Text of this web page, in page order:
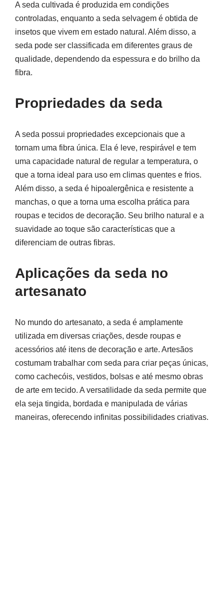
A seda cultivada é produzida em condições
controladas, enquanto a seda selvagem é obtida de
insetos que vivem em estado natural. Além disso, a
seda pode ser classificada em diferentes graus de
qualidade, dependendo da espessura e do brilho da
fibra.
Propriedades da seda
A seda possui propriedades excepcionais que a
tornam uma fibra única. Ela é leve, respirável e tem
uma capacidade natural de regular a temperatura, o
que a torna ideal para uso em climas quentes e frios.
Além disso, a seda é hipoalergênica e resistente a
manchas, o que a torna uma escolha prática para
roupas e tecidos de decoração. Seu brilho natural e a
suavidade ao toque são características que a
diferenciam de outras fibras.
Aplicações da seda no
artesanato
No mundo do artesanato, a seda é amplamente
utilizada em diversas criações, desde roupas e
acessórios até itens de decoração e arte. Artesãos
costumam trabalhar com seda para criar peças únicas,
como cachecóis, vestidos, bolsas e até mesmo obras
de arte em tecido. A versatilidade da seda permite que
ela seja tingida, bordada e manipulada de várias
maneiras, oferecendo infinitas possibilidades criativas.